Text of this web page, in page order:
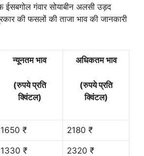
ईसबगोल गंवार सोयाबीन अलसी उड़द
की फसलों की ताजा भाव की जानकारी
न्यूनतम भाव
(रुपये प्रति
क्विंटल)
अधिकतम भाव
(रुपये प्रति
क्विंटल)
1650 ₹ 2180 ₹
1330 ₹ 2320 ₹